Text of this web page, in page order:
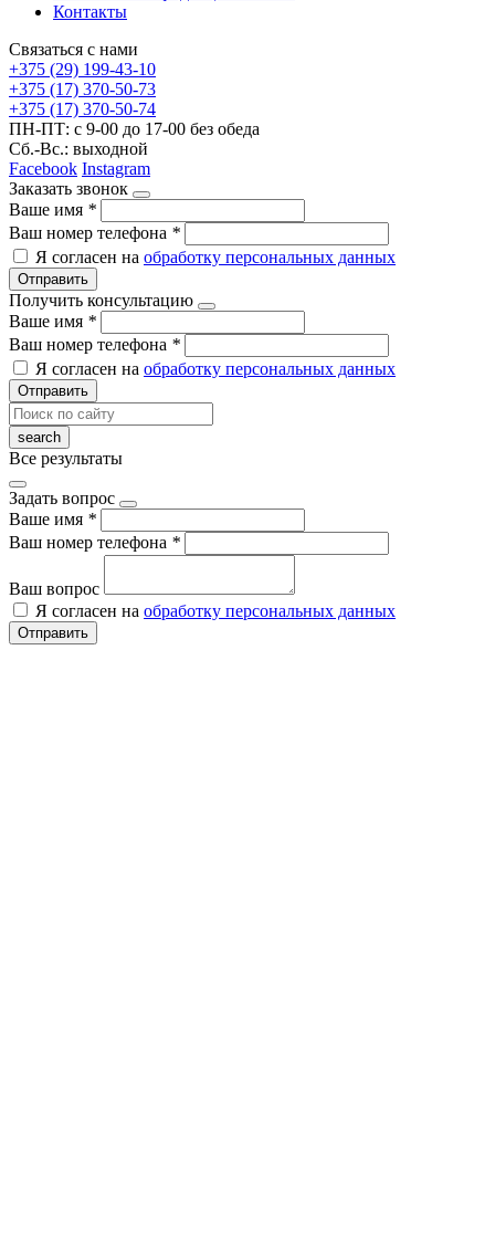
Контакты
Связаться с нами
+375 (29) 199-43-10
+375 (17) 370-50-73
+375 (17) 370-50-74
ПН-ПТ: с 9-00 до 17-00 без обеда
Сб.-Вс.: выходной
Facebook Instagram
Заказать звонок
Ваше имя *
Ваш номер телефона *
Я согласен на обработку персональных данных
Отправить
Получить консультацию
Ваше имя *
Ваш номер телефона *
Я согласен на обработку персональных данных
Отправить
Все результаты
Задать вопрос
Ваше имя *
Ваш номер телефона *
Ваш вопрос
Я согласен на обработку персональных данных
Отправить